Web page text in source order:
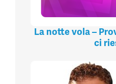
La notte vola –
ci